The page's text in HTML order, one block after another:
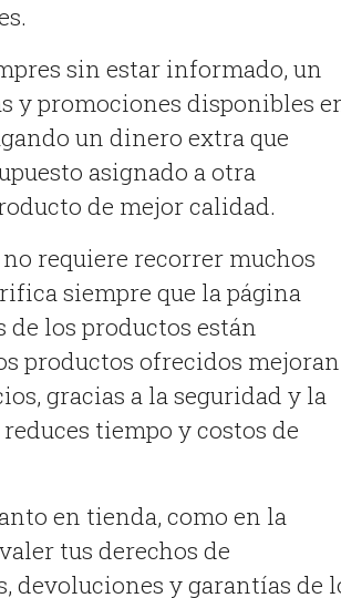
sin estar informado, un
y promociones disponibles
un dinero extra que
asignado a otra
de mejor calidad.
requiere recorrer muchos
siempre que la página
de los productos están
productos ofrecidos mejoran
gracias a la seguridad y la
tiempo y costos de
en tienda, como en la
tus derechos de
devoluciones y garantías de